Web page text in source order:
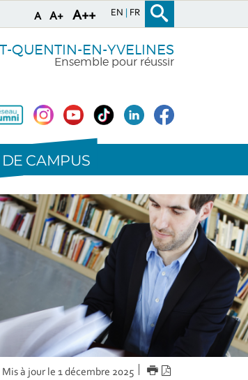
A A+ A++ EN FR
QUENTIN-EN-YVELINES
Ensemble pour réussir
CAMPUS
Mis à jour le 1 décembre 2025 IMPRIMER